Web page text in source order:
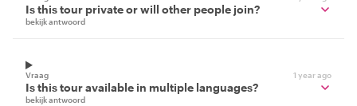
Is this tour private or will other people join?
bekijk antwoord
Vraag 1 year ago
Is this tour available in multiple languages?
bekijk antwoord